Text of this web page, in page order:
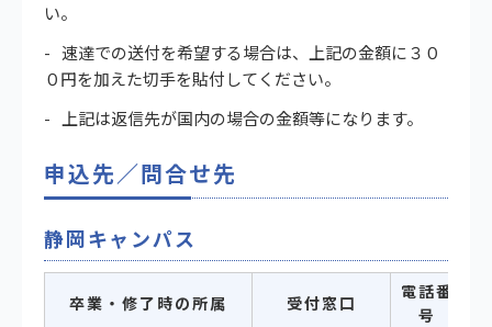
い。
速達での送付を希望する場合は、上記の金額に３０
０円を加えた切手を貼付してください。
上記は返信先が国内の場合の金額等になります。
申込先／問合せ先
静岡キャンパス
卒業・修了時の所属 受付窓口
電話番
号